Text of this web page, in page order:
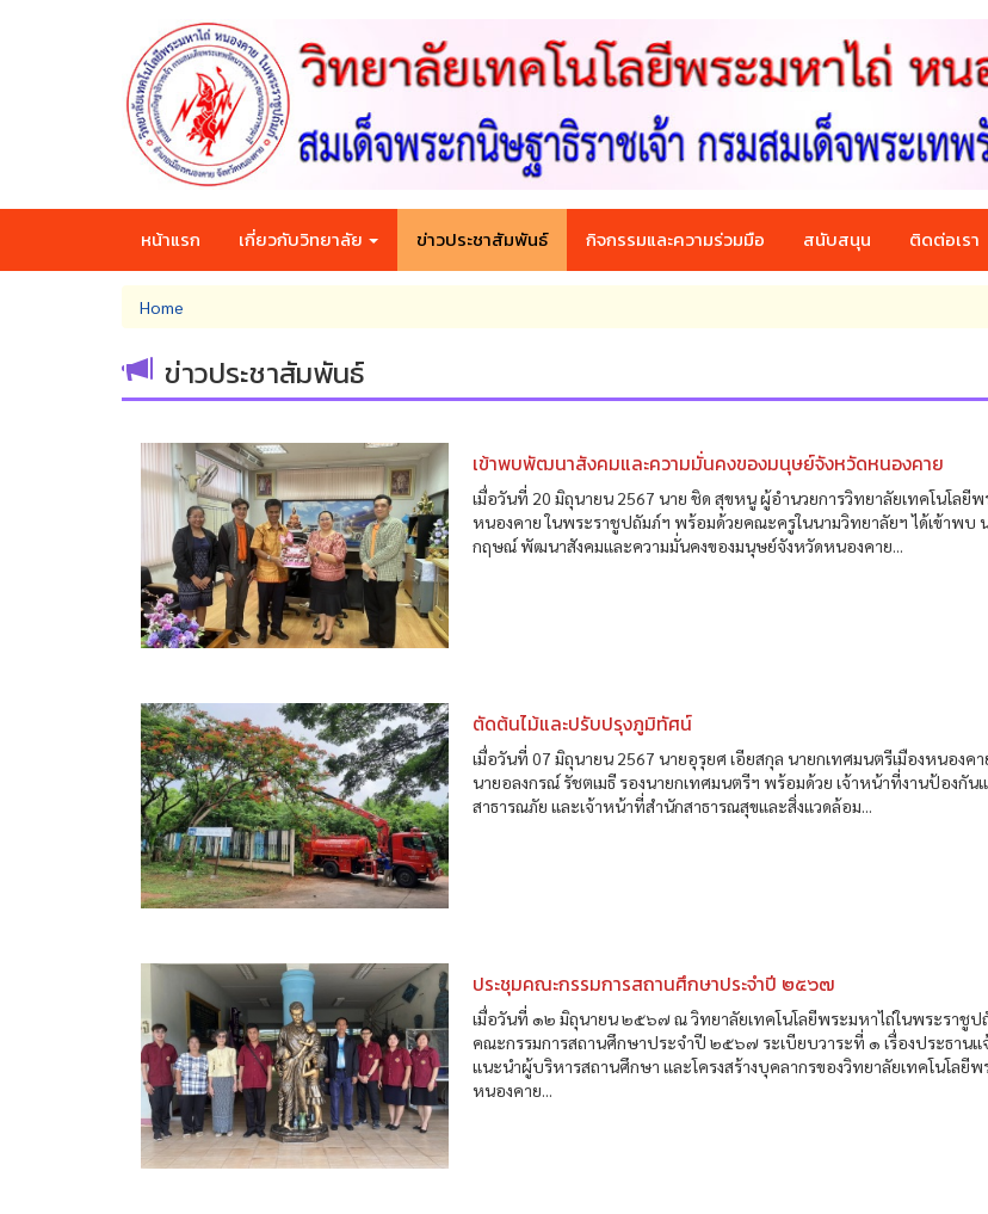
หน้าแรก เกี่ยวกับวิทยาลัย ข่าวประชาสัมพันธ์ กิจกรรมและความร่วมมือ สนับสนุน ติดต่อเรา
You
are
here
Home
ข่าวประชาสัมพันธ์
เข้าพบพัฒนาสังคมและความมั่นคงของมนุษย์จังหวัดหนองคาย
เมื่อวันที่ 20 มิถุนายน 2567 นาย ชิด สุขหนู ผู้อำนวยการวิทยาลัยเทคโนโลยีพ
หนองคาย ในพระราชูปถัมภ์ฯ พร้อมด้วยคณะครูในนามวิทยาลัยฯ ได้เข้าพบ
กฤษณ์ พัฒนาสังคมและความมั่นคงของมนุษย์จังหวัดหนองคาย...
ตัดต้นไม้และปรับปรุงภูมิทัศน์
เมื่อวันที่ 07 มิถุนายน 2567 นายอุรุยศ เอียสกุล นายกเทศมนตรีเมืองหนองค
นายอลงกรณ์ รัชตเมธี รองนายกเทศมนตรีฯ พร้อมด้วย เจ้าหน้าที่งานป้องกัน
สาธารณภัย และเจ้าหน้าที่สำนักสาธารณสุขและสิ่งแวดล้อม...
ประชุมคณะกรรมการสถานศึกษาประจำปี ๒๕๖๗
เมื่อวันที่ ๑๒ มิถุนายน ๒๕๖๗ ณ วิทยาลัยเทคโนโลยีพระมหาไถ่ในพระราชูป
คณะกรรมการสถานศึกษาประจำปี ๒๕๖๗ ระเบียบวาระที่ ๑ เรื่องประธานแ
แนะนำผู้บริหารสถานศึกษา และโครงสร้างบุคลากรของวิทยาลัยเทคโนโลยีพ
หนองคาย...